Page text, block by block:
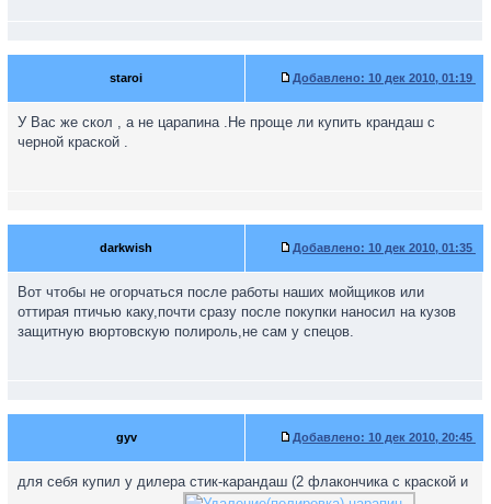
staroi Добавлено: 10 дек 2010, 01:19
У Вас же скол , а не царапина .Не проще ли купить крандаш с
черной краской .
darkwish Добавлено: 10 дек 2010, 01:35
Вот чтобы не огорчаться после работы наших мойщиков или
оттирая птичью каку,почти сразу после покупки наносил на кузов
защитную вюртовскую полироль,не сам у спецов.
gyv Добавлено: 10 дек 2010, 20:45
для себя купил у дилера стик-карандаш (2 флакончика с краской и